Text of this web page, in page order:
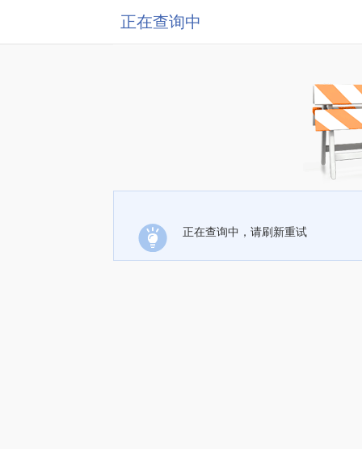
正在查询中
正在查询中，请刷新重试